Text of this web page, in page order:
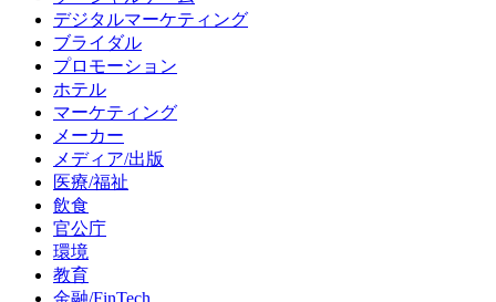
デジタルマーケティング
ブライダル
プロモーション
ホテル
マーケティング
メーカー
メディア/出版
医療/福祉
飲食
官公庁
環境
教育